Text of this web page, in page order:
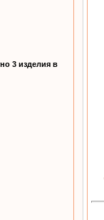
3 изделия в